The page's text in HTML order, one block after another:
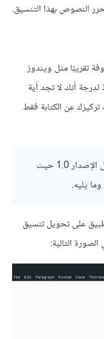
النصوص بهذا التنسيق.
تقريبًا مثل ويندوز
أنك لا تجد أية
عن الكتابة فقط
: البرنامج مجاني للإصدارات ما قبل اﻹصدار 1.0 حيث
يليه.
على تحويل تنسيق
التالية: